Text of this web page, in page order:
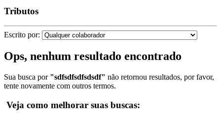
Tributos
Escrito por:
Ops, nenhum resultado encontrado
Sua busca por "sdfsdfsdfsdsdf" não retornou resultados, por favor,
tente novamente com outros termos.
Veja como melhorar suas buscas: